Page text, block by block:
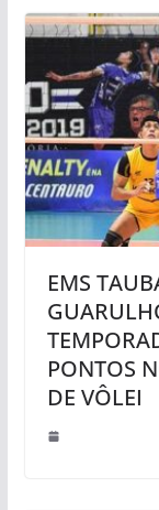
EMS
PONTOS
DE VÔLEI